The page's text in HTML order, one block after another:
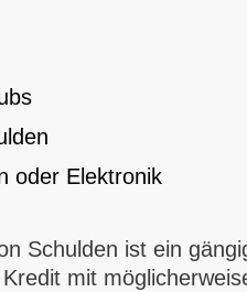
oder Elektronik
Schulden ist ein
mit